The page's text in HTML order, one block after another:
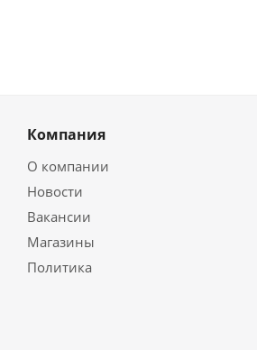
Компания
О компании
Новости
Вакансии
Магазины
Политика